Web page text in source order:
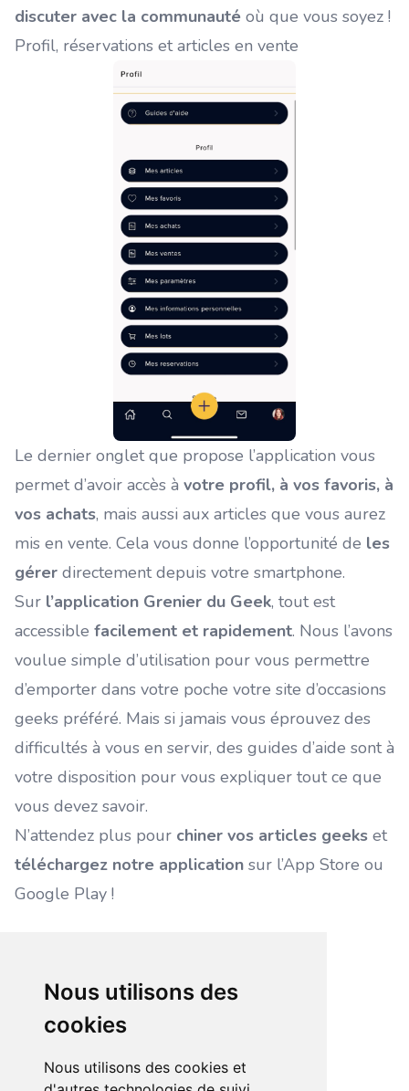
Nous utilisons des
cookies
Nous utilisons des cookies et
discuter avec la communauté où que vous soyez !
Profil, réservations et articles en vente
Le dernier onglet que propose l’application vous
permet d’avoir accès à votre profil, à vos favoris, à
vos achats, mais aussi aux articles que vous aurez
mis en vente. Cela vous donne l’opportunité de les
gérer directement depuis votre smartphone.
Sur l’application Grenier du Geek, tout est
accessible facilement et rapidement. Nous l’avons
voulue simple d’utilisation pour vous permettre
d’emporter dans votre poche votre site d’occasions
geeks préféré. Mais si jamais vous éprouvez des
difficultés à vous en servir, des guides d’aide sont à
votre disposition pour vous expliquer tout ce que
vous devez savoir.
N’attendez plus pour chiner vos articles geeks et
téléchargez notre application sur l’App Store ou
Google Play !